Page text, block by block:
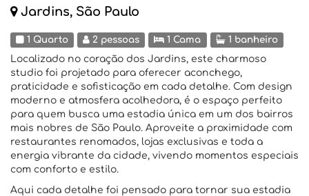
Jardins, São Paulo
1 Quarto 2 pessoas 1 Cama
1 banheiro
Localizado no coração dos Jardins, este charmoso
studio foi projetado para oferecer aconchego,
praticidade e sofisticação em cada detalhe. Com design
moderno e atmosfera acolhedora, é o espaço perfeito
para quem busca uma estadia única em um dos bairros
mais nobres de São Paulo. Aproveite a proximidade com
restaurantes renomados, lojas exclusivas e toda a
energia vibrante da cidade, vivendo momentos especiais
com conforto e estilo.
Aqui cada detalhe foi pensado para tornar sua estadia